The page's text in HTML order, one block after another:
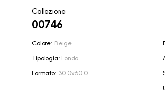
Collezione
00746
Colore: Beige
Tipologia: Fondo
Formato: 30.0x60.0